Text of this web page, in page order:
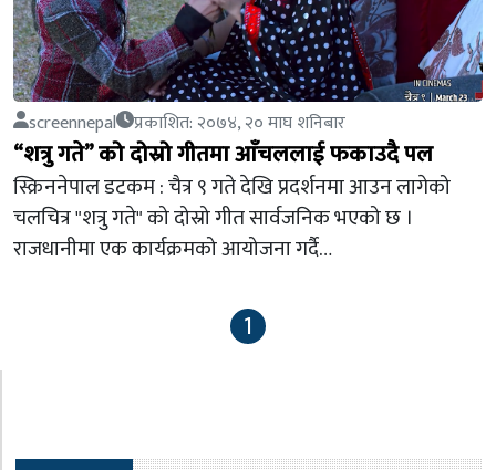
screennepal प्रकाशित: २०७४, २० माघ शनिबार
“शत्रु गते” को दोस्रो गीतमा आँचललाई फकाउदै पल
स्क्रिननेपाल डटकम : चैत्र ९ गते देखि प्रदर्शनमा आउन लागेको
चलचित्र "शत्रु गते" को दोस्रो गीत सार्वजनिक भएको छ ।
राजधानीमा एक कार्यक्रमको आयोजना गर्दै…
1